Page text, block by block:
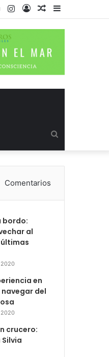
Barra
Publicación
Acceso
Instagram
YouTube
por
Comentarios
bordo:
al
en
del
crucero: